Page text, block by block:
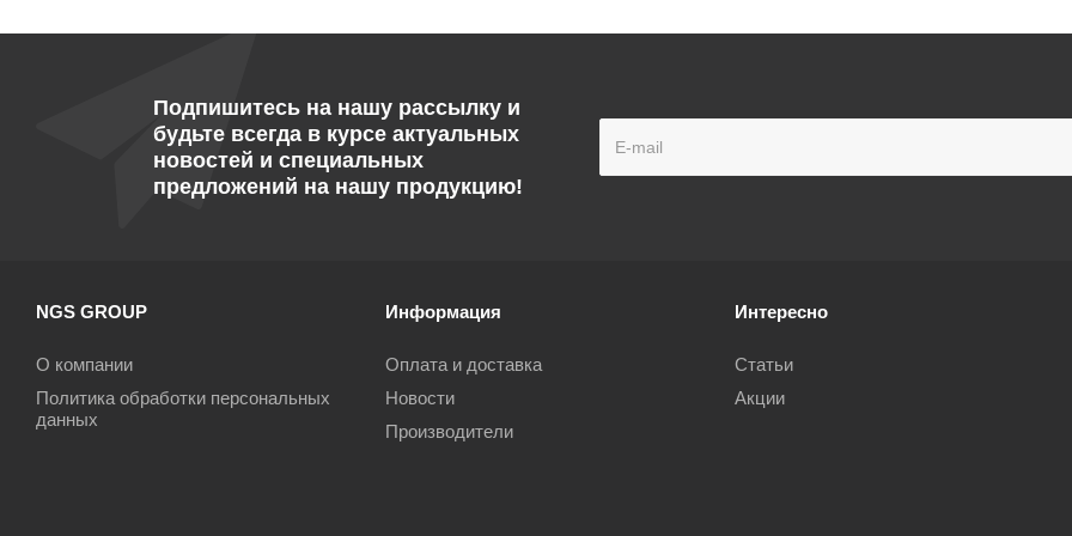
Подпишитесь на нашу рассылку и
будьте всегда в курсе актуальных
новостей и специальных
предложений на нашу продукцию!
NGS GROUP
О компании
Политика обработки персональных
данных
Информация
Оплата и доставка
Новости
Производители
Интересно
Статьи
Акции